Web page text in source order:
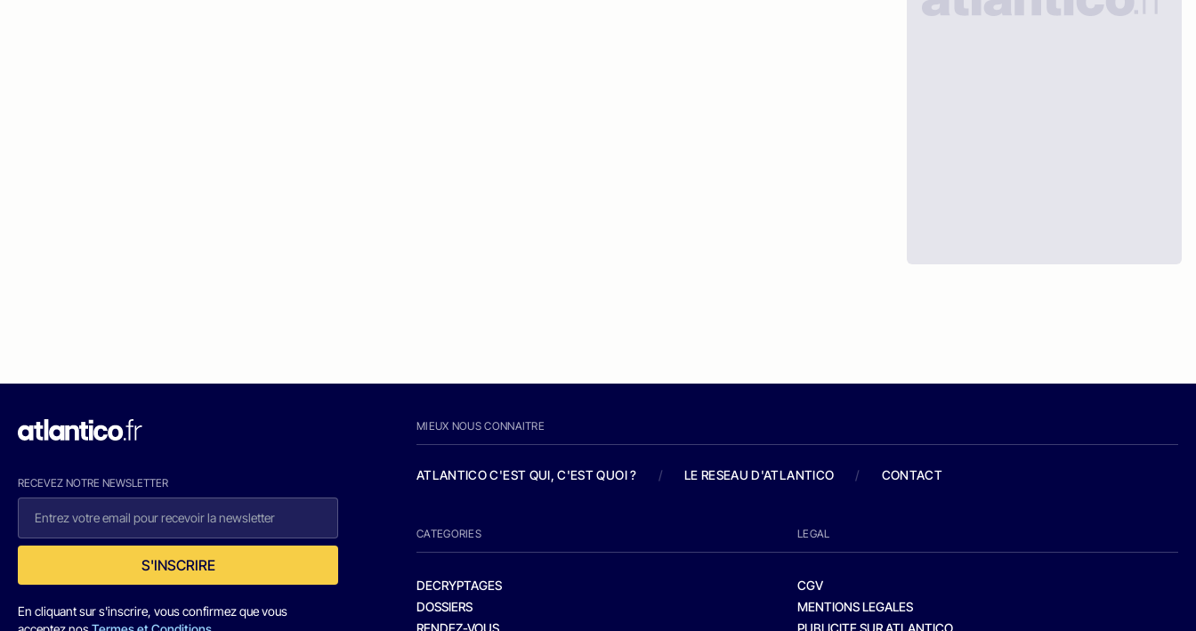
RECEVEZ NOTRE NEWSLETTER
S'INSCRIRE
En cliquant sur s'inscrire, vous confirmez que vous
MIEUX NOUS CONNAITRE
ATLANTICO C'EST QUI, C'EST QUOI ? / LE RESEAU D'ATLANTICO / CONTACT
CATEGORIES
DECRYPTAGES
DOSSIERS
RENDEZ-VOUS
LEGAL
CGV
MENTIONS LEGALES
PUBLICITE SUR ATLANTICO